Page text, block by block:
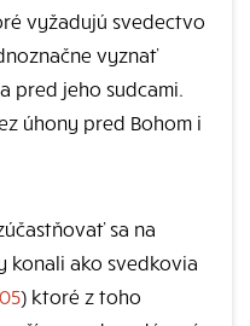
vyžadujú svedectvo
vyznať
pred jeho sudcami.
úhony pred Bohom i
sa na
konali ako svedkovia
) ktoré z toho